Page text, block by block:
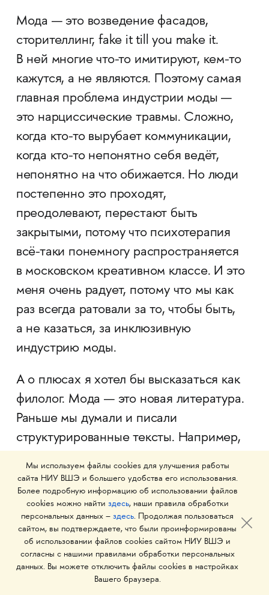
Мода — это возведение фасадов,
сторителлинг, fake it till you make it.
В ней многие что-то имитируют, кем-то
кажутся, а не являются. Поэтому самая
главная проблема индустрии моды —
это нарциссические травмы. Сложно,
когда кто-то вырубает коммуникации,
когда кто-то непонятно себя ведёт,
непонятно на что обижается. Но люди
постепенно это проходят,
преодолевают, перестают быть
закрытыми, потому что психотерапия
всё-таки понемногу распространяется
в московском креативном классе. И это
меня очень радует, потому что мы как
раз всегда ратовали за то, чтобы быть,
а не казаться, за инклюзивную
индустрию моды.
А о плюсах я хотел бы высказаться как
филолог. Мода — это новая литература.
Раньше мы думали и писали
структурированные тексты. Например,
и стихотворение распространилось
в списках, его переписывали десятки
тысяч раз от руки. А автора за это
стихотворение сослали как
«вольнодумца». Такая была сила слова
в мире, неперегруженном
Мы используем файлы cookies для улучшения работы
сайта НИУ ВШЭ и большего удобства его использования.
Более подробную информацию об использовании файлов
cookies можно найти здесь, наши правила обработки
персональных данных – здесь. Продолжая пользоваться
сайтом, вы подтверждаете, что были проинформированы
об использовании файлов cookies сайтом НИУ ВШЭ и
согласны с нашими правилами обработки персональных
данных. Вы можете отключить файлы cookies в настройках
Вашего браузера.